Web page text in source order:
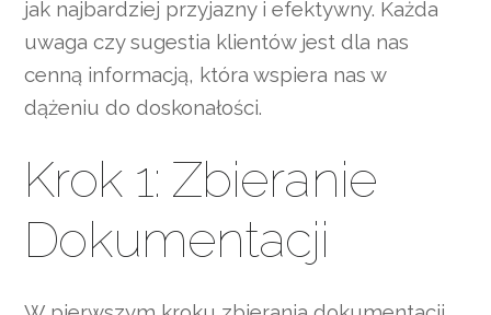
jak najbardziej przyjazny i efektywny. Każda
uwaga czy sugestia klientów jest dla nas
cenną informacją, która wspiera nas w
dążeniu do doskonałości.
Krok 1: Zbieranie
Dokumentacji